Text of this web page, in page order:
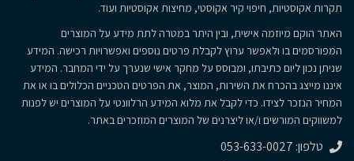
תקרות אקוסטיות, חיפוי קיר אקוסטי, מחיצות אקוסטיות ועוד.
האתר הוקם מיוזמה אישית, ובין היתר במטרה לתת מידע על המוצרים
המפורסמים בו ולאפשר ערוץ לקבלת פרטים נוספים ואפשרויות רכישה. המידע
שניתן נכון ליום כתיבתו, ומבוסס על מחקר אישי שנערך על ידי המחבר. המידע
איננו מייצג בהכרח את השירות, המוצר, את הפרטים הטכניים הכלולים בו או את
המחיר הנזכר לצידו. כדי לקבל את מלוא המידע הרלוונטי על המוצרים יש לפנות
למשווקים המורשים ו/או ליצרנים של המוצרים המוזכרים באתר.
טלפון: 053-633-0027